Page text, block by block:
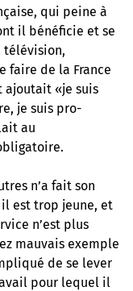
qui peine à
il bénéficie et se
télévision,
faire de la France
ajoutait «je suis
je suis pro-
au
n’a fait son
il est trop jeune, et
n’est plus
mauvais exemple
de se lever
pour lequel il